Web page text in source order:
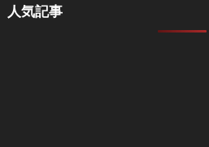
人気記事